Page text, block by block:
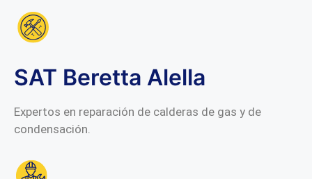
SAT Beretta Alella
Expertos en reparación de calderas de gas y de
condensación.